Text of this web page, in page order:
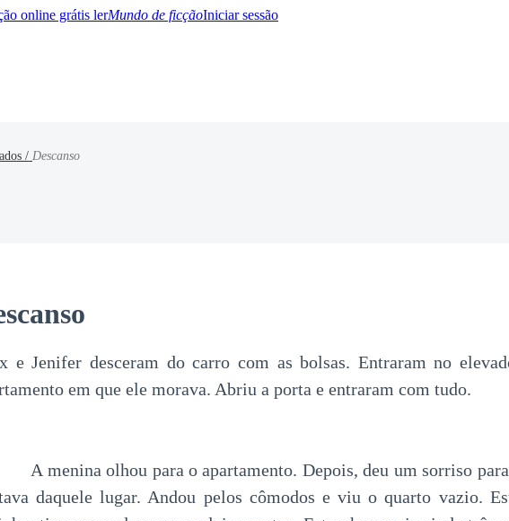
Mundo de ficçãoIniciar sessão
/ Descanso
e Jenifer desceram do carro com as bolsas. Entraram no
em que ele morava. Abriu a porta e entraram com tudo.
olhou para o apartamento. Depois, deu um sorriso para
daquele lugar. Andou pelos cômodos e viu o quarto vazio.